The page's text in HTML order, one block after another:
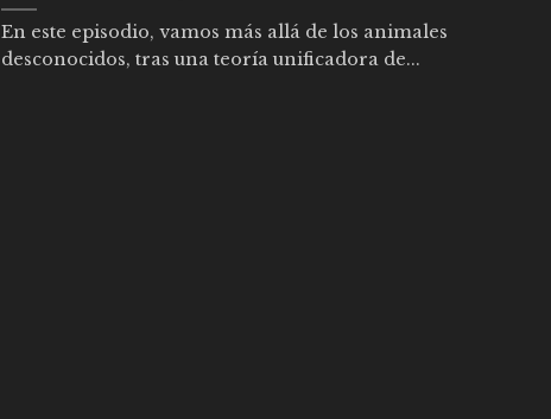
En este episodio, vamos más allá de los animales
desconocidos, tras una teoría unificadora de...